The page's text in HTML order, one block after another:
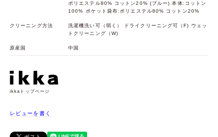
ポリエステル80% コットン20% (ブルー) 本体:コットン
100% ポケット袋布:ポリエステル80% コットン20%
クリーニング方法
洗濯機洗い可（弱く） ドライクリーニング可（F) ウェッ
トクリーニング（W)
原産国 中国
ikkaトップページ
レビューを書く